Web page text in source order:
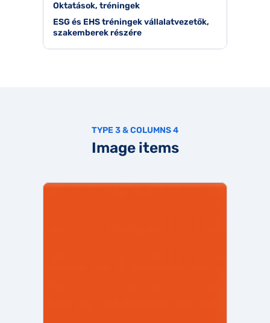
Oktatások, tréningek
ESG és EHS tréningek vállalatvezetők,
szakemberek részére
TYPE 3 & COLUMNS 4
Image items